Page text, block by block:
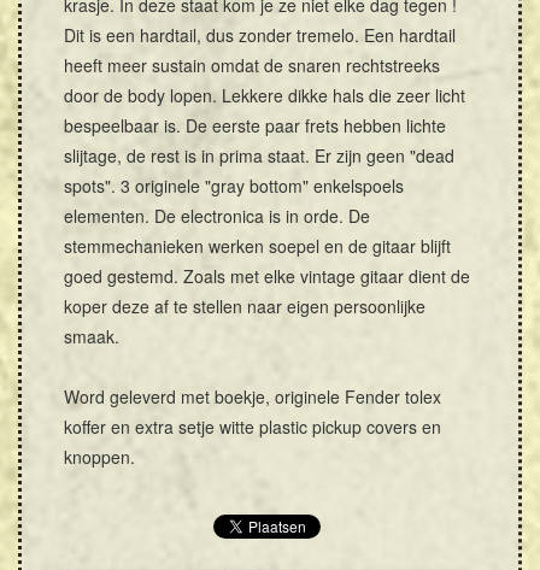
krasje. In deze staat kom je ze niet elke dag tegen !
Dit is een hardtail, dus zonder tremelo. Een hardtail
heeft meer sustain omdat de snaren rechtstreeks
door de body lopen. Lekkere dikke hals die zeer licht
bespeelbaar is. De eerste paar frets hebben lichte
slijtage, de rest is in prima staat. Er zijn geen "dead
spots". 3 originele "gray bottom" enkelspoels
elementen. De electronica is in orde. De
stemmechanieken werken soepel en de gitaar blijft
goed gestemd. Zoals met elke vintage gitaar dient de
koper deze af te stellen naar eigen persoonlijke
smaak.
Word geleverd met boekje, originele Fender tolex
koffer en extra setje witte plastic pickup covers en
knoppen.